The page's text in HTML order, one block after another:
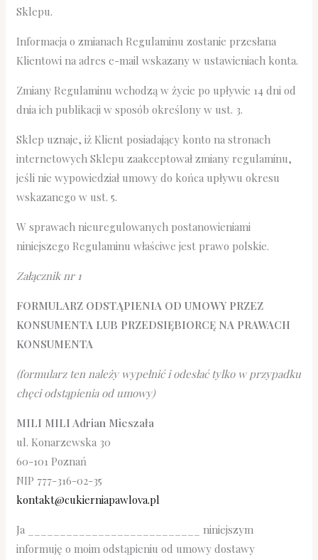
Sklepu.
Informacja o zmianach Regulaminu zostanie przesłana
Klientowi na adres e-mail wskazany w ustawieniach konta.
Zmiany Regulaminu wchodzą w życie po upływie 14 dni od
dnia ich publikacji w sposób określony w ust. 3.
Sklep uznaje, iż Klient posiadający konto na stronach
internetowych Sklepu zaakceptował zmiany regulaminu,
jeśli nie wypowiedział umowy do końca upływu okresu
wskazanego w ust. 5.
W sprawach nieuregulowanych postanowieniami
niniejszego Regulaminu właściwe jest prawo polskie.
Załącznik nr 1
FORMULARZ ODSTĄPIENIA OD UMOWY PRZEZ
KONSUMENTA LUB PRZEDSIĘBIORCĘ NA PRAWACH
KONSUMENTA
(formularz ten należy wypełnić i odesłać tylko w przypadku
chęci odstąpienia od umowy)
MILI MILI Adrian Mieszała
ul. Konarzewska 30
60-101 Poznań
NIP 777-316-02-35
kontakt@cukierniapawlova.pl
Ja ___________________________ niniejszym
informuję o moim odstąpieniu od umowy dostawy